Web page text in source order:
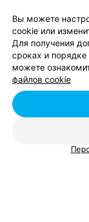
Вы можете
cookie или
Для получения
сроках и
можете
файлов cookie